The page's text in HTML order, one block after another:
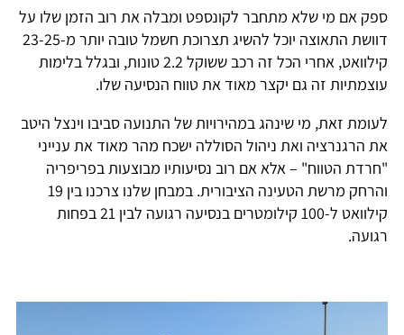
ספק אם מי שלא מתחבר לקונספט ומבלה את רוב הזמן שלו על
דוושת התאוצה יוכל להשיג תצרוכת חשמל טובה יותר מ-23-25
קילוואט, אחרי הכל זה רכב ששוקל 2.2 טונות, ובגלל בלימות
עוצמתיות זה גם יקצר מאוד את טווח הנסיעה שלו.
לעומת זאת, מי שינהג במהירויות של התנועה סביבו וינצל היטב
את הרגנרציה ואת ניהול הסוללה ישכח מהר מאוד את ענייני
"חרדת הטווח" – אלא אם רוב נסיעותיו מבוצעות בפריפריה
והרחק מרשת הטעינה הציבורית. במבחן שלנו צרכנו בין 19
קילוואט ל-100 קילומטרים בנסיעה רגועה לבין 21 בפחות
רגועה.